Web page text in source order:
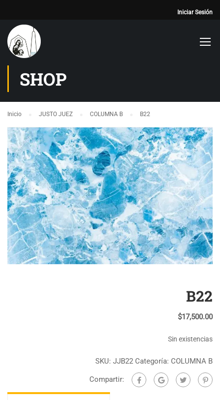
Iniciar Sesión
SHOP
Inicio JUSTO JUEZ COLUMNA B B22
B22
$17,500.00
Sin existencias
SKU: JJB22 Categoría: COLUMNA B
Compartir: